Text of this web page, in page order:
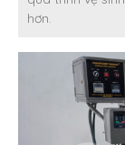
hơn.